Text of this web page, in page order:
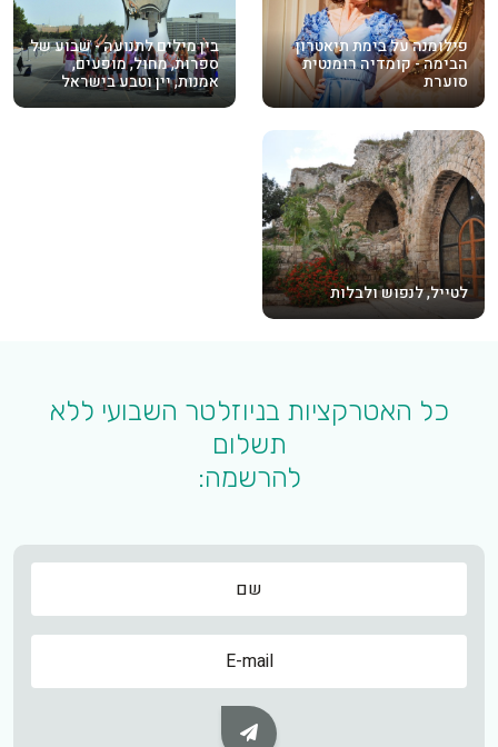
פילומנה על בימת תיאטרון
הבימה - קומדיה רומנטית
סוערת
בין מילים לתנועה - שבוע של
ספרות, מחול, מופעים,
אמנות, יין וטבע בישראל
לטייל, לנפוש ולבלות
כל האטרקציות בניוזלטר השבועי ללא
תשלום
להרשמה:
שם
שם
Subscribe Button